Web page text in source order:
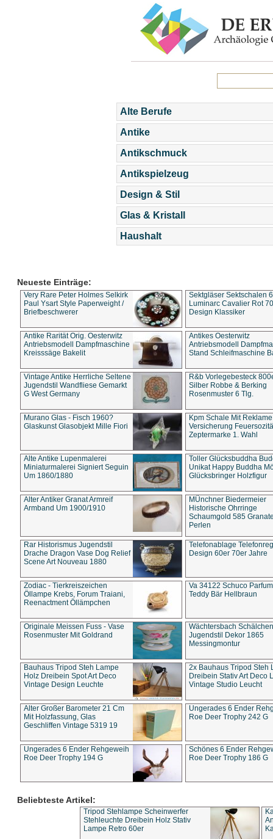
Alte Berufe
Antike
Antikschmuck
Antikspielzeug
Design & Stil
Glas & Kristall
Haushalt
Neueste Einträge:
Very Rare Peter Holmes Selkirk
Paul Ysart Style Paperweight /
Briefbeschwerer
Sektgläser Sektschalen
Luminarc Cavalier Rot
Design Klassiker
Antike Rarität Orig. Oesterwitz
Antriebsmodell Dampfmaschine
Kreisssäge Bakelit
Antikes Oesterwitz
Antriebsmodell
Stand Schleifmaschine
Vintage Antike Herrliche Seltene
Jugendstil Wandfliese Gemarkt
G West Germany
R&b Vorlegebesteck
Silber Robbe & Berking
Rosenmuster 6 Tlg.
Murano Glas - Fisch 1960?
Glaskunst Glasobjekt Mille Fiori
Kpm Schale Mit Reklame
Versicherung
Zeptermarke 1. Wahl
Alte Antike Lupenmalerei
Miniaturmalerei Signiert Seguin
Um 1860/1880
Toller Glücksbuddha
Unikat Happy Buddha
Glücksbringer Holzfigur
Alter Antiker Granat Armreif
Armband Um 1900/1910
MÜnchner Biedermeier
Historische Ohrringe
Schaumgold 585
Perlen
Rar Historismus Jugendstil
Drache Dragon Vase Dog Relief
Scene Art Nouveau 1880
Telefonablage
Design 60er 70er Jahre
Zodiac - Tierkreiszeichen
Öllampe Krebs, Forum Traiani,
Reenactment Öllämpchen
Va 34122 Schuco
Teddy Bär Hellbraun
Originale Meissen Fuss - Vase
Rosenmuster Mit Goldrand
Wächtersbach Schälchen
Jugendstil Dekor 1865
Messingmontur
Bauhaus Tripod Steh Lampe
Holz Dreibein Spot Art Deco
Vintage Design Leuchte
2x Bauhaus Tripod Steh
Dreibein Stativ Art Deco
Vintage Studio Leucht
Alter Großer Barometer 21 Cm
Mit Holzfassung, Glas
Geschliffen Vintage 5319 19
Ungerades 6 Ender
Roe Deer Trophy 242 G
Ungerades 6 Ender Rehgeweih
Roe Deer Trophy 194 G
Schönes 6 Ender
Roe Deer Trophy 186 G
Beliebteste Artikel:
Tripod Stehlampe Scheinwerfer
Stehleuchte Dreibein Holz Stativ
Lampe Retro 60er